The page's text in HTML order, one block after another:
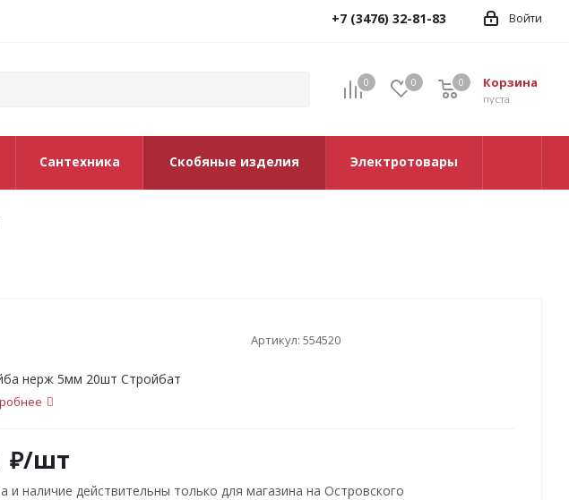
Войти
+7 (3476) 32-81-83
0 0 Корзина
0
пуста
0
Сантехника Скобяные изделия Электротовары
Артикул: 554520
нерж 5мм 20шт Стройбат
₽/шт
и наличие действительны только для магазина на Островского